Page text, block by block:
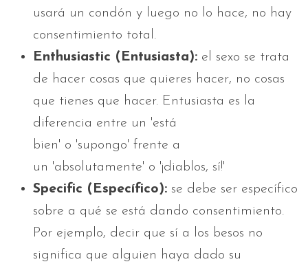
usará un condón y luego no lo hace, no hay
consentimiento total.
Enthusiastic ( Entusiasta): el sexo se trata
de hacer cosas que quieres hacer, no cosas
que tienes que hacer. Entusiasta es la
diferencia entre un 'está
bien' o 'supongo' frente a
un 'absolutamente' o '¡diablos, sí!'
Specific (Específico): se debe ser específico
sobre a qué se está dando consentimiento.
Por ejemplo, decir que sí a los besos no
significa que alguien haya dado su